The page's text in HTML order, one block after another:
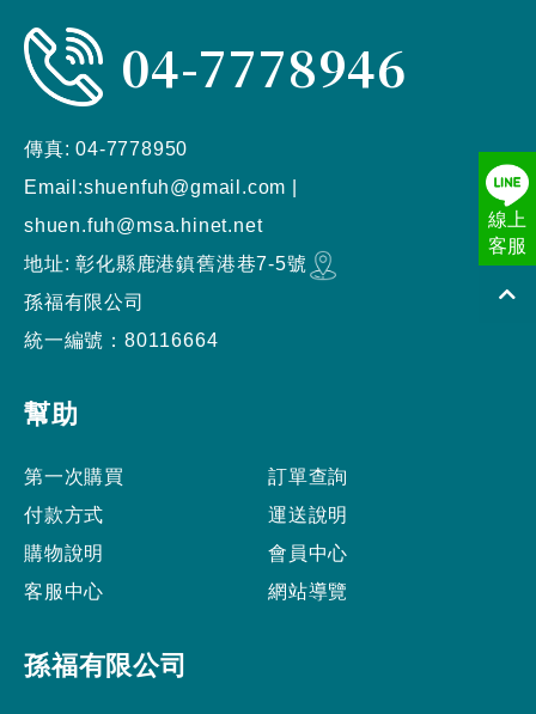
04-7778946
傳真:04-7778950
Email:shuenfuh@gmail.com
shuen.fuh@msa.hinet.net
地址:彰化縣鹿港鎮舊港巷7-5號
孫福有限公司
統一編號：80116664
幫助
第一次購買
訂單查詢
付款方式
運送說明
購物說明
會員中心
客服中心
網站導覽
孫福有限公司
線上
客服